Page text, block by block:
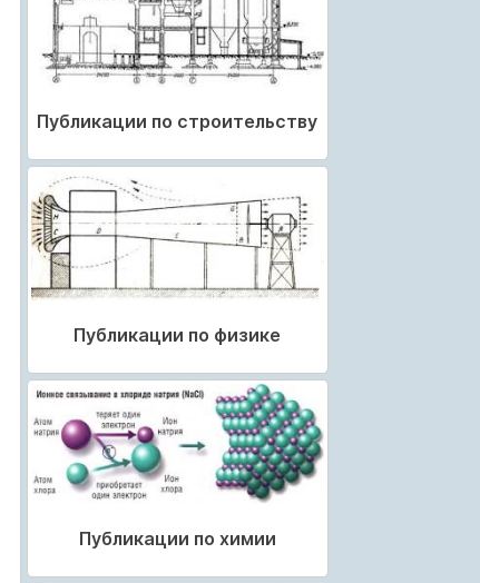
Публикации по строительству
Публикации по физике
Публикации по химии